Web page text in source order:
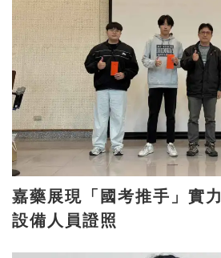
嘉藥展現「國考推手」實力 15人勇奪消防
設備人員證照